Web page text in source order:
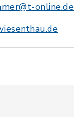
online.de